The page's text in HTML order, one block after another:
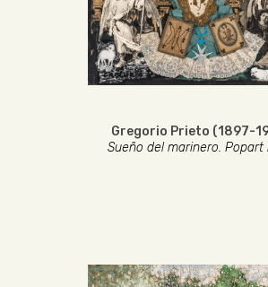
Gregorio Prieto (1897-
Sueño del marinero. Popart